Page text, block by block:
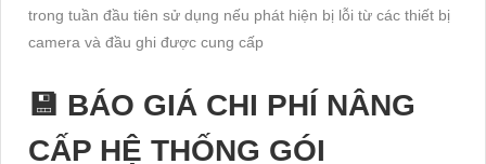
- 1 Ổ cứng 500GB lưu trữ dữ liệu hình ảnh(lưu trữ 5-8 ngày)
CÁC KHOẢN PHÁT SINH
NẾU CÓ TRONG QUÁ TRÌNH
THI CÔNG GÓI CAMERA